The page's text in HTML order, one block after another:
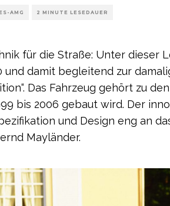
AMG 2 MINUTE LESEDAUER
für die Straße: Unter dieser
und damit begleitend zur
Das Fahrzeug gehört zu
bis 2006 gebaut wird. Der
und Design eng an
Mayländer.